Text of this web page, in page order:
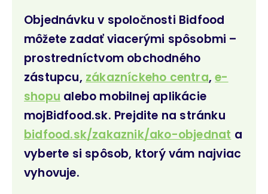
Objednávku v spoločnosti Bidfood
môžete zadať viacerými spôsobmi –
prostredníctvom obchodného
zástupcu, zákazníckeho centra,e-
shopu alebo mobilnej aplikácie
mojBidfood.sk. Prejdite na stránku
bidfood.sk/zakaznik/ako-objednat a
vyberte si spôsob, ktorý vám najviac
vyhovuje.